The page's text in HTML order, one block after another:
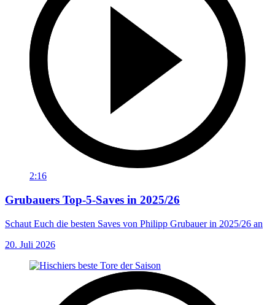
2:16
Grubauers Top-5-Saves in 2025/26
Schaut Euch die besten Saves von Philipp Grubauer in 2025/26 an
20. Juli 2026